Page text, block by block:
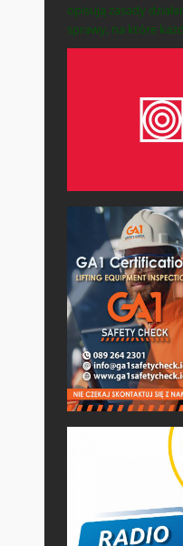
opisują zasady
sprawy, na które